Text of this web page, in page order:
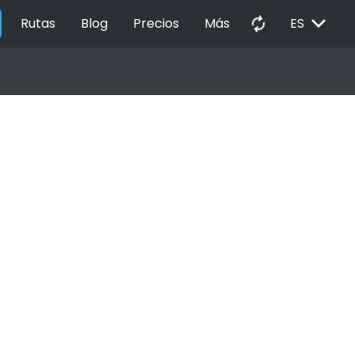
Rutas Blog Precios Más autorenew ES EXPAND_MORE